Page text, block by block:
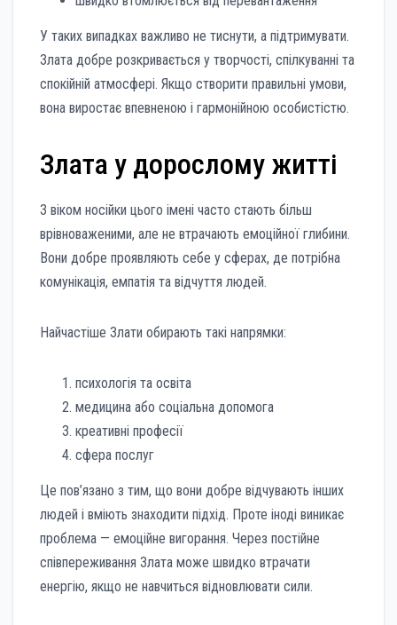
У таких випадках важливо не тиснути, а підтримувати.
Злата добре розкривається у творчості, спілкуванні та
спокійній атмосфері. Якщо створити правильні умови,
вона виростає впевненою і гармонійною особистістю.
Злата у дорослому житті
З віком носійки цього імені часто стають більш
врівноваженими, але не втрачають емоційної глибини.
Вони добре проявляють себе у сферах, де потрібна
комунікація, емпатія та відчуття людей.
Найчастіше Злати обирають такі напрямки:
психологія та освіта
медицина або соціальна допомога
креативні професії
сфера послуг
Це пов’язано з тим, що вони добре відчувають інших
людей і вміють знаходити підхід. Проте іноді виникає
проблема — емоційне вигорання. Через постійне
співпереживання Злата може швидко втрачати
енергію, якщо не навчиться відновлювати сили.